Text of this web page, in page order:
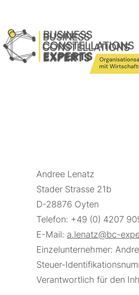
Andree Lenatz
Stader Strasse 21b
D-28876 Oyten
Telefon: +49 (0) 4207
E-Mail: a.lenatz@bc-
Einzelunternehmer:
Steuer-
Verantwortlich für den